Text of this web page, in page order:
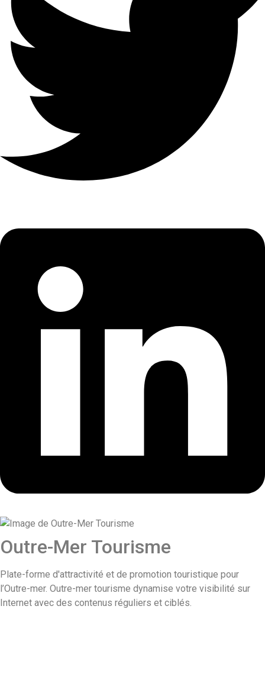
Outre-Mer Tourisme
Plate-forme d'attractivité et de promotion touristique pour
l’Outre-mer. Outre-mer tourisme dynamise votre visibilité sur
Internet avec des contenus réguliers et ciblés.